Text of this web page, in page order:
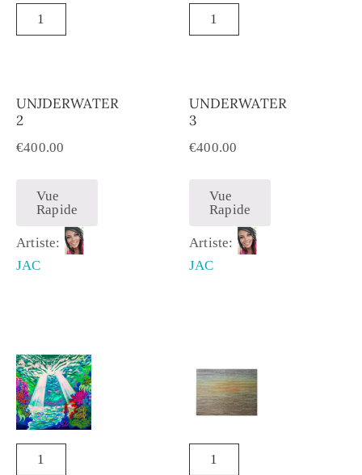
UNJDERWATER
2
€400.00
Vue
Rapide
Artiste:
JAC
UNDERWATER
3
€400.00
Vue
Rapide
Artiste:
JAC